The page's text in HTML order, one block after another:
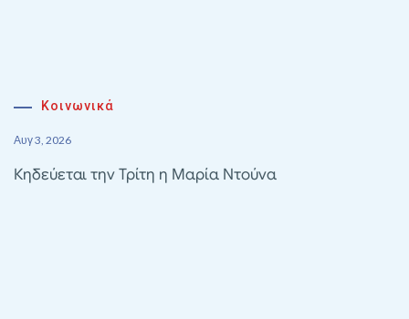
Κοινωνικά
Αυγ 3, 2026
Κηδεύεται την Τρίτη η Μαρία Ντούνα